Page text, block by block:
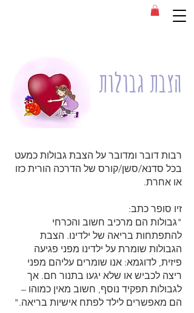
הצבת גבולות
רבות דובר ומדובר על הצבת גבולות כמעט
בכל סדנא/סשן/קורס של הדרכה הורית כזו
או אחרת.
זיו סופר כתב:
"גבולות הם מרכיב חשוב והכרחי
להתפתחות בריאה של ילדינו. הצבת
הגבולות שומרת על ילדינו מפני פגיעה
פיזית, לדוגמא: אנו שומרים עליהם מפני
ריצה לכביש או שלא יגעו בתנור חם. אך
לגבולות תפקיד נוסף, חשוב מאין כמוהו –
הם מאפשרים לילד לפתח אישיות בריאה."